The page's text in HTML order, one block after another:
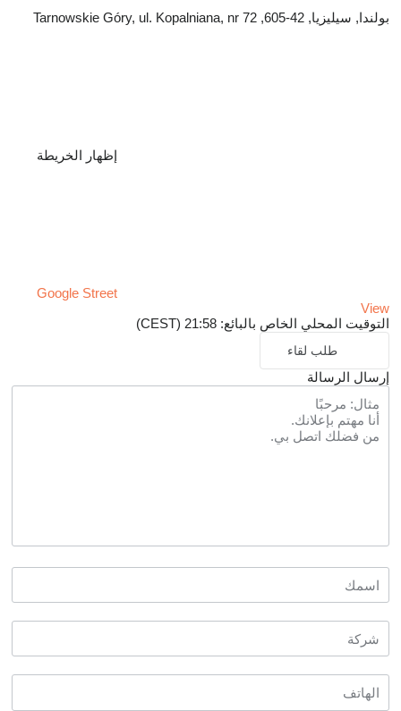
بولندا, سيليزيا, 42-605, Tarnowskie Góry, ul. Kopalniana, nr 72
إظهار الخريطة
Google Street
View
التوقيت المحلي الخاص بالبائع: 21:58 (CEST)
طلب لقاء
إرسال الرسالة